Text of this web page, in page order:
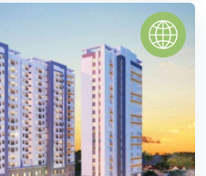
Tân được xem là một dự
mà chưa có dự án nào
)